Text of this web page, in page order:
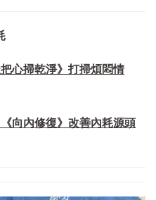
心掃乾淨》打掃煩悶情
向內修復》改善內耗源頭